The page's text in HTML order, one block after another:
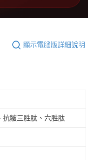
顯示電腦版詳細說明
抗皺三胜肽、六胜肽